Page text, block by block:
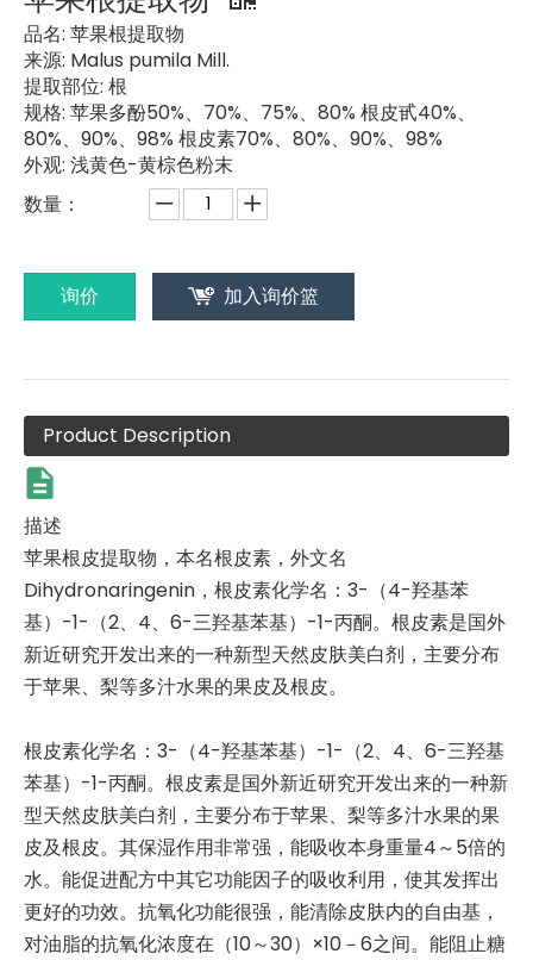
品名: 苹果根提取物
来源: Malus pumila Mill.
提取部位: 根
规格: 苹果多酚50%、70%、75%、80% 根皮甙40%、
80%、90%、98% 根皮素70%、80%、90%、98%
外观: 浅黄色-黄棕色粉末
数量：
询价 加入询价篮
Product Description
描述
苹果根皮提取物，本名根皮素，外文名
Dihydronaringenin，根皮素化学名：3-（4-羟基苯
基）-1-（2、4、6-三羟基苯基）-1-丙酮。根皮素是国外
新近研究开发出来的一种新型天然皮肤美白剂，主要分布
于苹果、梨等多汁水果的果皮及根皮。
根皮素化学名：3-（4-羟基苯基）-1-（2、4、6-三羟基
苯基）-1-丙酮。根皮素是国外新近研究开发出来的一种新
型天然皮肤美白剂，主要分布于苹果、梨等多汁水果的果
皮及根皮。其保湿作用非常强，能吸收本身重量4～5倍的
水。能促进配方中其它功能因子的吸收利用，使其发挥出
更好的功效。抗氧化功能很强，能清除皮肤内的自由基，
对油脂的抗氧化浓度在（10～30）×10－6之间。能阻止糖